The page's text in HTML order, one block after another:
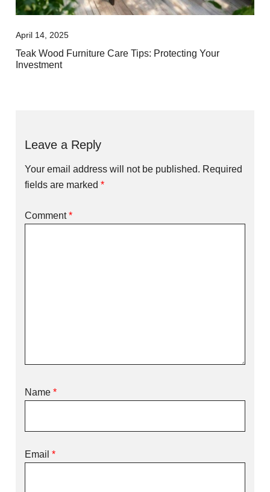
April 14, 2025
Teak Wood Furniture Care Tips: Protecting Your
Investment
Leave a Reply
Your email address will not be published. Required
fields are marked*
Comment*
Name*
Email*